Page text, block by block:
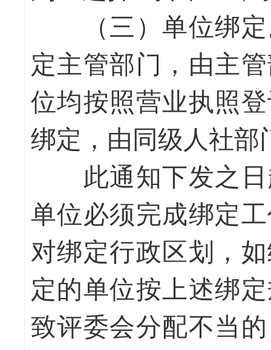
（三）单位绑
定主管部门，由主
位均按照营业执照
绑定，由同级人社部
此通知下发之日
单位必须完成绑定
对绑定行政区划，
定的单位按上述绑
致评委会分配不当